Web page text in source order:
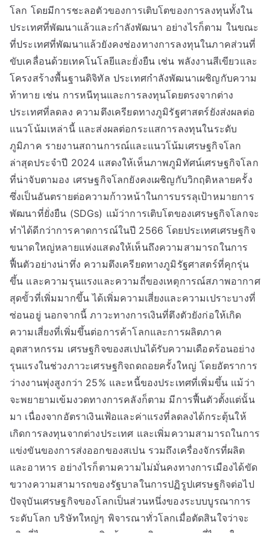
โลก โดยมีการชะลอตัวของการเติบโตของการลงทุนทั้งใน
ประเทศที่พัฒนาแล้วและกำลังพัฒนา อย่างไรก็ตาม ในขณะ
ที่ประเทศที่พัฒนาแล้วยังคงช่องทางการลงทุนในภาคส่วนที่
ขับเคลื่อนด้วยเทคโนโลยีและยั่งยืน เช่น พลังงานสีเขียวและ
โครงสร้างพื้นฐานดิจิทัล ประเทศกำลังพัฒนาเผชิญกับความ
ท้าทาย เช่น การหนีทุนและการลงทุนโดยตรงจากต่าง
ประเทศที่ลดลง ความตึงเครียดทางภูมิรัฐศาสตร์ยังส่งผลต่อ
แนวโน้มเหล่านี้ และส่งผลต่อกระแสการลงทุนในระดับ
ภูมิภาค รายงานสถานการณ์และแนวโน้มเศรษฐกิจโลก
ล่าสุดประจำปี 2024 แสดงให้เห็นภาพภูมิทัศน์เศรษฐกิจโลก
ที่น่าจับตามอง เศรษฐกิจโลกยังคงเผชิญกับวิกฤติหลายครั้ง
ซึ่งเป็นอันตรายต่อความก้าวหน้าในการบรรลุเป้าหมายการ
พัฒนาที่ยั่งยืน (SDGs) แม้ว่าการเติบโตของเศรษฐกิจโลกจะ
ทำได้ดีกว่าการคาดการณ์ในปี 2566 โดยประเทศเศรษฐกิจ
ขนาดใหญ่หลายแห่งแสดงให้เห็นถึงความสามารถในการ
ฟื้นตัวอย่างน่าทึ่ง ความตึงเครียดทางภูมิรัฐศาสตร์ที่คุกรุ่น
ขึ้น และความรุนแรงและความถี่ของเหตุการณ์สภาพอากาศ
สุดขั้วที่เพิ่มมากขึ้น ได้เพิ่มความเสี่ยงและความเปราะบางที่
ซ่อนอยู่ นอกจากนี้ ภาวะทางการเงินที่ตึงตัวยังก่อให้เกิด
ความเสี่ยงที่เพิ่มขึ้นต่อการค้าโลกและการผลิตภาค
อุตสาหกรรม เศรษฐกิจของสเปนได้รับความเดือดร้อนอย่าง
รุนแรงในช่วงภาวะเศรษฐกิจถดถอยครั้งใหญ่ โดยอัตราการ
ว่างงานพุ่งสูงกว่า 25% และหนี้ของประเทศที่เพิ่มขึ้น แม้ว่า
จะพยายามเข้มงวดทางการคลังก็ตาม มีการฟื้นตัวตั้งแต่นั้น
มา เนื่องจากอัตราเงินเฟ้อและค่าแรงที่ลดลงได้กระตุ้นให้
เกิดการลงทุนจากต่างประเทศ และเพิ่มความสามารถในการ
แข่งขันของการส่งออกของสเปน รวมถึงเครื่องจักรที่ผลิต
และอาหาร อย่างไรก็ตามความไม่มั่นคงทางการเมืองได้ขัด
ขวางความสามารถของรัฐบาลในการปฏิรูปเศรษฐกิจต่อไป
ปัจจุบันเศรษฐกิจของโลกเป็นส่วนหนึ่งของระบบบูรณาการ
ระดับโลก บริษัทใหญ่ๆ พิจารณาทั่วโลกเมื่อตัดสินใจว่าจะ